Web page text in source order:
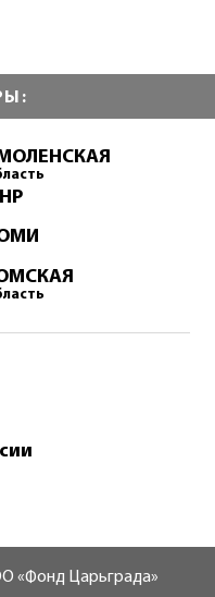
«Фонд Царьграда»